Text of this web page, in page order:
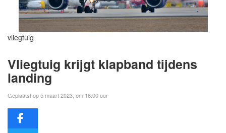
vliegtuig
Vliegtuig krijgt klapband tijdens
landing
Geplaatst op 5 maart 2023, om 16:00 uur